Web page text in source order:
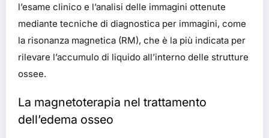
l’esame clinico e l’analisi delle immagini ottenute
mediante tecniche di diagnostica per immagini, come
la risonanza magnetica (RM), che è la più indicata per
rilevare l’accumulo di liquido all’interno delle strutture
ossee.
La magnetoterapia nel trattamento
dell’edema osseo